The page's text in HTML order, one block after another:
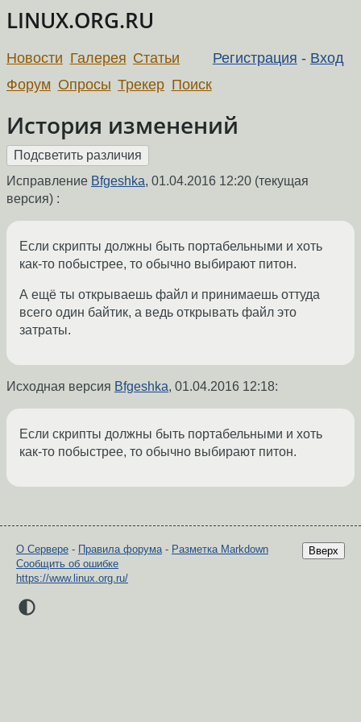
LINUX.ORG.RU
Регистрация - Вход
Новости Галерея Статьи
Форум Опросы Трекер Поиск
История изменений
Исправление Bfgeshka, 01.04.2016 12:20 (текущая
версия) :
Если скрипты должны быть портабельными и хоть
как-то побыстрее, то обычно выбирают питон.
А ещё ты открываешь файл и принимаешь оттуда
всего один байтик, а ведь открывать файл это
затраты.
Исходная версия Bfgeshka, 01.04.2016 12:18:
Если скрипты должны быть портабельными и хоть
как-то побыстрее, то обычно выбирают питон.
Вверх
О Сервере - Правила форума- Разметка Markdown
Сообщить об ошибке
https://www.linux.org.ru/